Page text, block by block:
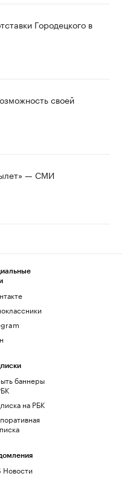
Городецкого в
своей
— СМИ
баннеры
на РБК
Новости